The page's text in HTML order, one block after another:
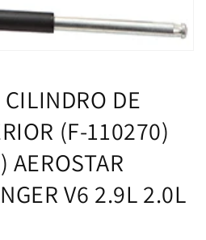
DE
(F-110270)
V6 2.9L 2.0L